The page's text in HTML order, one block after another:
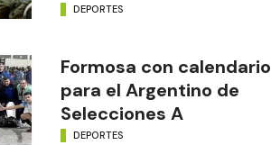
DEPORTES
Formosa con calendario
para el Argentino de
Selecciones A
DEPORTES